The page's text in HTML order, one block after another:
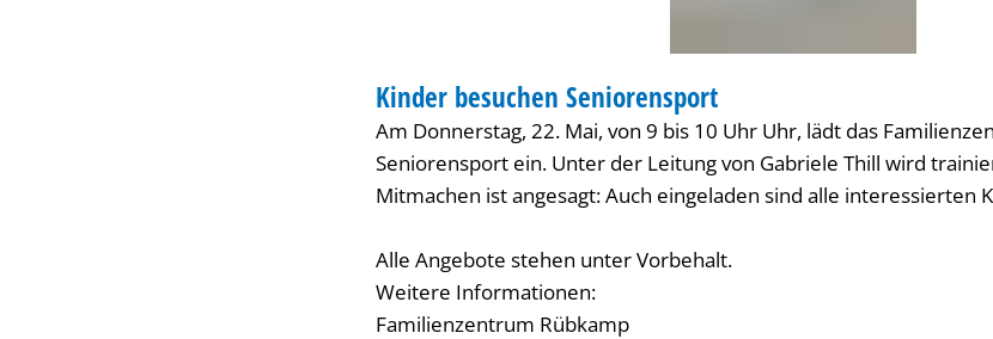
KATEGORIE: FAMILIENZENTRUM / KITA
Kinder besuchen Seniorensport
Am Donnerstag, 22. Mai, von 9 bis 10 Uhr Uhr, lädt das
Seniorensport ein. Unter der Leitung von Gabriele Thill wird
Mitmachen ist angesagt: Auch eingeladen sind alle interessierten
Alle Angebote stehen unter Vorbehalt.
Weitere Informationen:
Familienzentrum Rübkamp